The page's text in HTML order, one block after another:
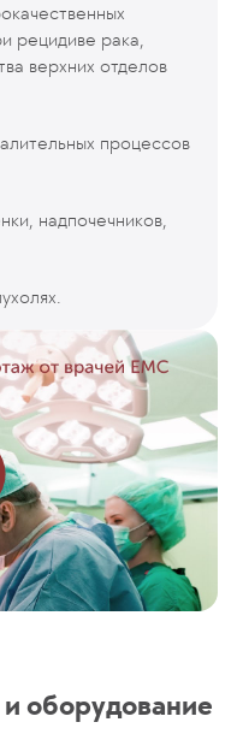
рецидиве рака,
верхних отделов
процессов
надпочечников,
оборудование